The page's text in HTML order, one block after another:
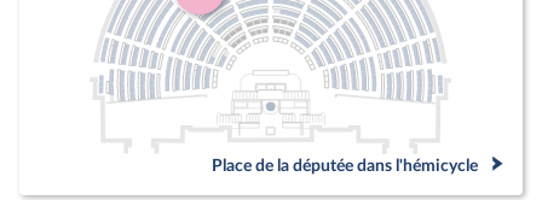
Place de la députée dans l'hémicycle